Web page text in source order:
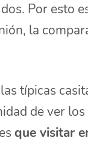
Por esto
la
típicas
de ver los
que visitar